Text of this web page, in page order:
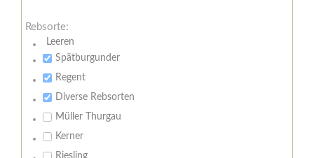
Rebsorte:
Leeren
Spätburgunder
Regent
Diverse Rebsorten
Müller Thurgau
Kerner
Riesling